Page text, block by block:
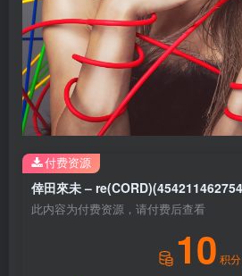
此内容为付费资源，请付费后查看
10 积分
付费资源